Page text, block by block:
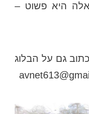
אלה היא פשוט –
גם על הבלוג